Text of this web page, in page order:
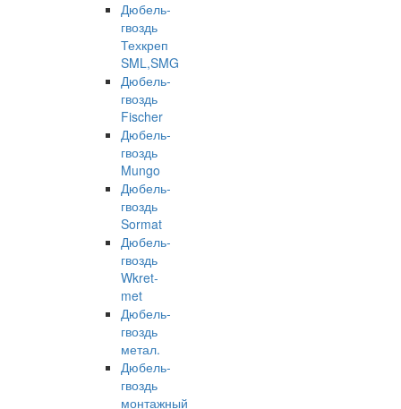
Дюбель-
гвоздь
Техкреп
SML,SMG
Дюбель-
гвоздь
Fischer
Дюбель-
гвоздь
Mungo
Дюбель-
гвоздь
Sormat
Дюбель-
гвоздь
Wkret-
met
Дюбель-
гвоздь
метал.
Дюбель-
гвоздь
монтажный